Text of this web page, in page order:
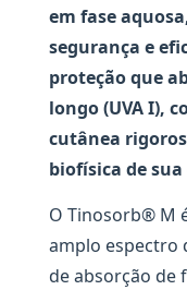
em fase
segurança e
proteção que
longo (UVA I),
cutânea
biofísica de
O Tinosorb® M
amplo espectro
de absorção de